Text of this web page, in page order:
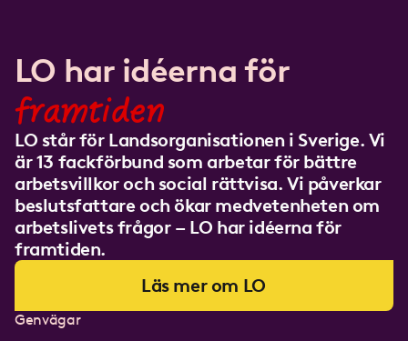
LO har idéerna för
framtiden
LO står för Landsorganisationen i Sverige. Vi
är 13 fackförbund som arbetar för bättre
arbetsvillkor och social rättvisa. Vi påverkar
beslutsfattare och ökar medvetenheten om
arbetslivets frågor – LO har idéerna för
framtiden.
Läs mer om LO
Genvägar